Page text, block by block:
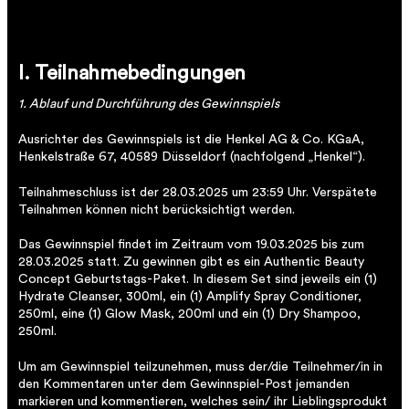
I. Teilnahmebedingungen
1. Ablauf und Durchführung des Gewinnspiels
Ausrichter des Gewinnspiels ist die Henkel AG & Co. KGaA,
Henkelstraße 67, 40589 Düsseldorf (nachfolgend „Henkel“).
Teilnahmeschluss ist der 28.03.2025 um 23:59 Uhr. Verspätete
Teilnahmen können nicht berücksichtigt werden.
Das Gewinnspiel findet im Zeitraum vom 19.03.2025 bis zum
28.03.2025 statt. Zu gewinnen gibt es ein Authentic Beauty
Concept Geburtstags-Paket. In diesem Set sind jeweils ein (1)
Hydrate Cleanser, 300ml, ein (1) Amplify Spray Conditioner,
250ml, eine (1) Glow Mask, 200ml und ein (1) Dry Shampoo,
250ml.
​Um am Gewinnspiel teilzunehmen, muss der/die Teilnehmer/in in
den Kommentaren unter dem Gewinnspiel-Post jemanden
markieren und kommentieren, welches sein/ ihr Lieblingsprodukt